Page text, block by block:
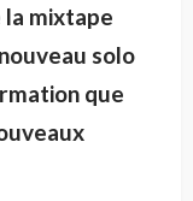
la mixtape
solo
que